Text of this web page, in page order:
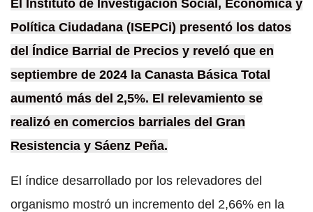
El Instituto de Investigación Social, Económica y
Política Ciudadana (ISEPCi) presentó los datos
del Índice Barrial de Precios y reveló que en
septiembre de 2024 la Canasta Básica Total
aumentó más del 2,5%. El relevamiento se
realizó en comercios barriales del Gran
Resistencia y Sáenz Peña.
El índice desarrollado por los relevadores del
organismo mostró un incremento del 2,66% en la